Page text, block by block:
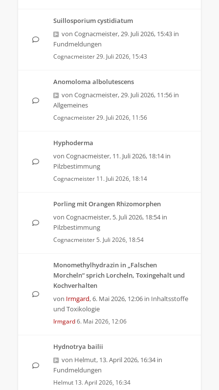
Suillosporium cystidiatum
von Cognacmeister,29. Juli 2026, 15:43 in
Fundmeldungen
Cognacmeister29. Juli 2026, 15:43
Anomoloma albolutescens
von Cognacmeister,29. Juli 2026, 11:56 in
Allgemeines
Cognacmeister29. Juli 2026, 11:56
Hyphoderma
von Cognacmeister, 11. Juli 2026, 18:14in
Pilzbestimmung
Cognacmeister 11. Juli 2026, 18:14
Porling mit Orangen Rhizomorphen
von Cognacmeister, 5. Juli 2026, 18:54in
Pilzbestimmung
Cognacmeister 5. Juli 2026, 18:54
Monomethylhydrazin in „Falschen
Morcheln“ sprich Lorcheln, Toxingehalt und
Kochverhalten
von Irmgard,6. Mai 2026, 12:06 in Inhaltsstoffe
und Toxikologie
Irmgard6. Mai 2026, 12:06
Hydnotrya bailii
von Helmut, 13. April 2026, 16:34in
Fundmeldungen
Helmut 13. April 2026, 16:34